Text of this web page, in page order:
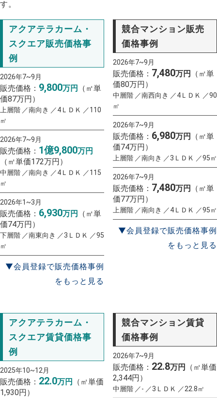
す。
アクアテラカーム・
スクエア販売価格事
例
2026年7~9月
販売価格： 9,800万円
（㎡単
価87万円）
上層階 ／南向き ／4ＬＤＫ ／110
㎡
2026年7~9月
販売価格： 1億9,800万円
（㎡単価172万円）
中層階 ／南向き ／4ＬＤＫ ／115
㎡
2026年1~3月
販売価格： 6,930万円
（㎡単
価74万円）
下層階 ／南東向き ／3ＬＤＫ ／95
㎡
▼会員登録で販売価格事例
をもっと見る
競合マンション販売
価格事例
2026年7~9月
販売価格： 7,480万円
（㎡単
価80万円）
中層階 ／南西向き ／4ＬＤＫ ／90
㎡
2026年7~9月
販売価格： 6,980万円
（㎡単
価74万円）
上層階 ／南向き ／3ＬＤＫ ／95㎡
2026年7~9月
販売価格： 7,480万円
（㎡単
価77万円）
上層階 ／南向き ／4ＬＤＫ ／95㎡
▼会員登録で販売価格事例
をもっと見る
アクアテラカーム・
スクエア賃貸価格事
例
2025年10~12月
販売価格： 22.0万円
（㎡単価
1,930円）
競合マンション賃貸
価格事例
2026年7~9月
販売価格： 22.8万円
（㎡単価
2,344円）
中層階 ／- ／3ＬＤＫ ／22.8㎡